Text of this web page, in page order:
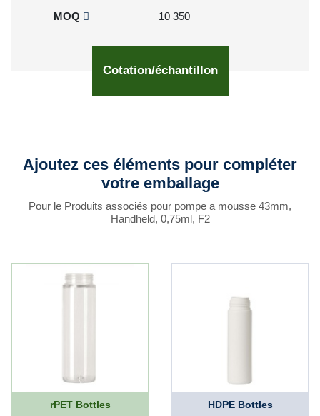
MOQ
10 350
Cotation/échantillon
Ajoutez ces éléments pour compléter
votre emballage
Pour le Produits associés pour pompe a mousse 43mm,
Handheld, 0,75ml, F2
rPET Bottles HDPE Bottles